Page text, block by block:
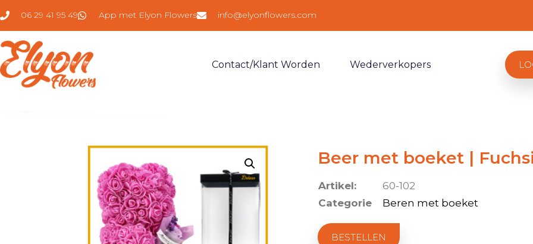
06 29 41 95 49 App met Elyon Flowers info@elyonflowers.com
Contact/klant Worden Wederverkopers
Beer met boeket |
Artikel:
60-102
Categorie
Beren met boeket
BESTELLEN